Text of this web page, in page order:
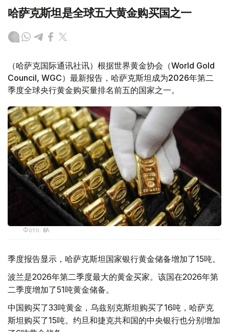
哈萨克斯坦是全球五大黄金购买国之一
（哈萨克国际通讯社讯）根据世界黄金协会（World Gold
Council, WGC）最新报告，哈萨克斯坦成为2026年第二
季度全球央行黄金购买量排名前五的国家之一。
Фото: ӨзА
季度报告显示，哈萨克斯坦国家银行黄金储备增加了15吨。
波兰是2026年第二季度最大的黄金买家。该国在2026年第
二季度增加了51吨黄金储备。
中国购买了33吨黄金，乌兹别克斯坦购买了16吨，哈萨克
斯坦购买了15吨。约旦和捷克共和国的中央银行也分别增加